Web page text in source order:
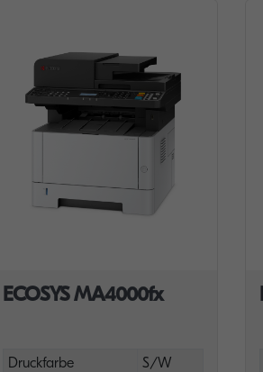
ECOSYS MA4000fx
Druckfarbe
S/W